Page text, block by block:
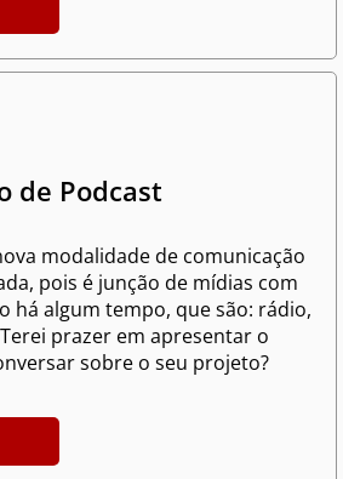
de Podcast
modalidade de comunicação
pois é junção de mídias com
há algum tempo, que são: rádio,
prazer em apresentar o
sobre o seu projeto?